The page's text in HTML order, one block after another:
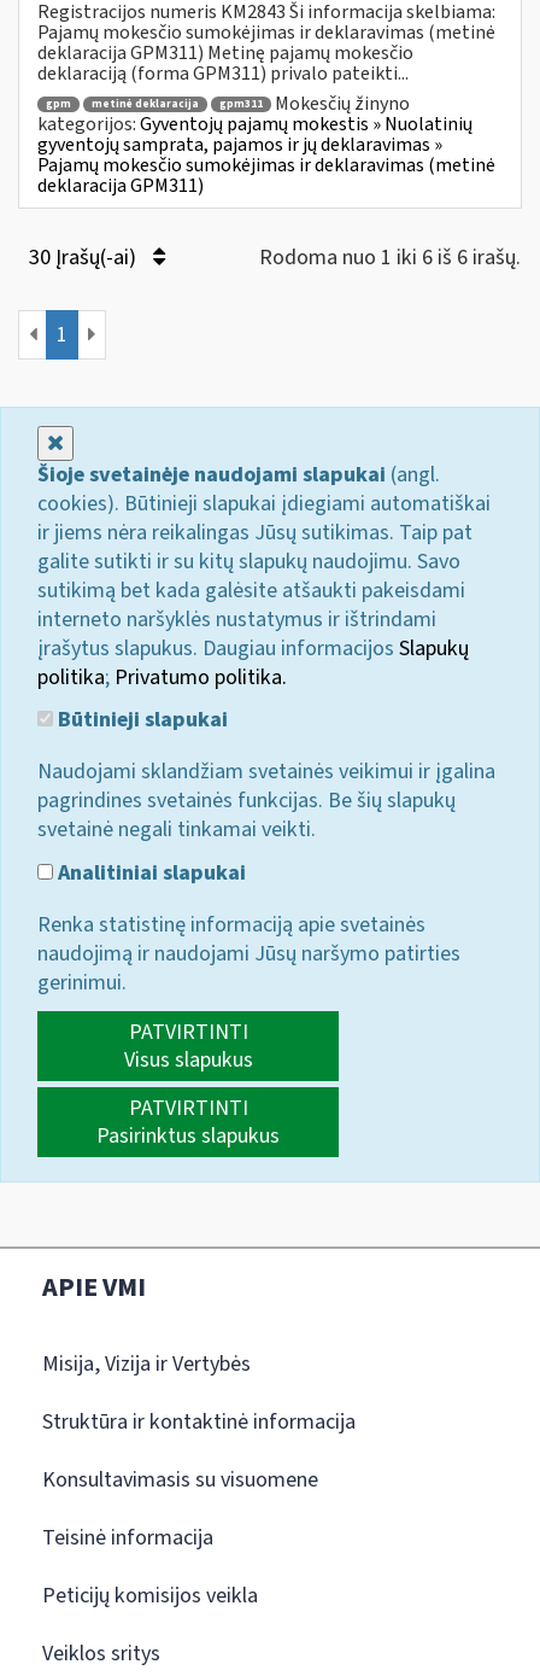
Registracijos numeris KM2843 Ši informacija skelbiama:
Pajamų mokesčio sumokėjimas ir deklaravimas (metinė
deklaracija GPM311) Metinę pajamų mokesčio
deklaraciją (forma GPM311) privalo pateikti...
gpm metinė deklaracija gpm311
Mokesčių žinyno
kategorijos:Gyventojų pajamų mokestis » Nuolatinių
gyventojų samprata, pajamos ir jų deklaravimas »
Pajamų mokesčio sumokėjimas ir deklaravimas (metinė
deklaracija GPM311)
30 Įrašų(-ai) Rodoma nuo 1 iki 6 iš 6 irašų.
1
Šioje svetainėje naudojami slapukai (angl.
cookies). Būtinieji slapukai įdiegiami automatiškai
ir jiems nėra reikalingas Jūsų sutikimas. Taip pat
galite sutikti ir su kitų slapukų naudojimu. Savo
sutikimą bet kada galėsite atšaukti pakeisdami
interneto naršyklės nustatymus ir ištrindami
įrašytus slapukus. Daugiau informacijos Slapukų
politika; Privatumo politika.
Būtinieji slapukai
Naudojami sklandžiam svetainės veikimui ir įgalina
pagrindines svetainės funkcijas. Be šių slapukų
svetainė negali tinkamai veikti.
Analitiniai slapukai
Renka statistinę informaciją apie svetainės
naudojimą ir naudojami Jūsų naršymo patirties
gerinimui.
PATVIRTINTI
Visus slapukus
PATVIRTINTI
Pasirinktus slapukus
APIE VMI
Misija, Vizija ir Vertybės
Struktūra ir kontaktinė informacija
Konsultavimasis su visuomene
Teisinė informacija
Peticijų komisijos veikla
Veiklos sritys